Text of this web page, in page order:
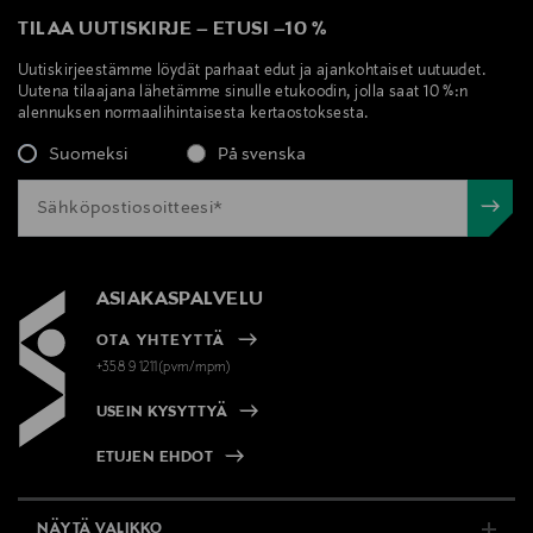
99350167743
Valmistaja
Bulevardi 21, 00180, Helsinki, Finland
Digitaalinen osoite
https://www.wella.com/professional/fi-FI/contact-us
Avainsanat
TILAA UUTISKIRJE – ETUSI –10 %
Uutiskirjeestämme löydät parhaat edut ja ajankohtaiset uutuudet.
Uutena tilaajana lähetämme sinulle etukoodin, jolla saat 10 %:n
alennuksen normaalihintaisesta kertaostoksesta.
Suomeksi På svenska
ASIAKASPALVELU
OTA YHTEYTTÄ
+358 9 1211(pvm/mpm)
USEIN KYSYTTYÄ
ETUJEN EHDOT
NÄYTÄ VALIKKO